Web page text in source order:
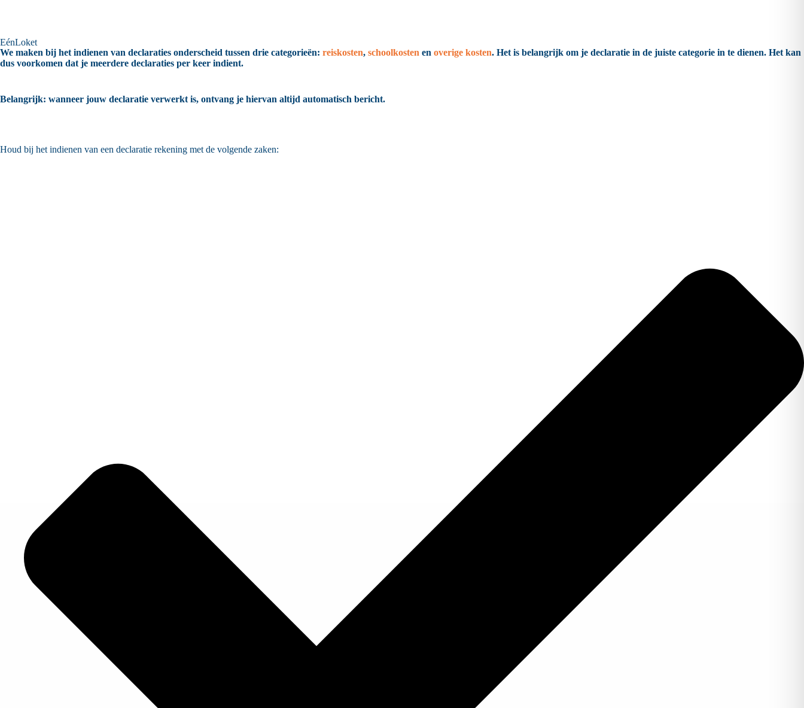
EénLoket
We maken bij het indienen van declaraties onderscheid tussen drie categorieën: reiskosten, schoolkosten en overige kosten. Het is belangrijk om je declaratie in de juiste categorie in te dienen. Het kan
dus voorkomen dat je meerdere declaraties per keer indient.
Belangrijk: wanneer jouw declaratie verwerkt is, ontvang je hiervan altijd automatisch bericht.
Houd bij het indienen van een declaratie rekening met de volgende zaken: